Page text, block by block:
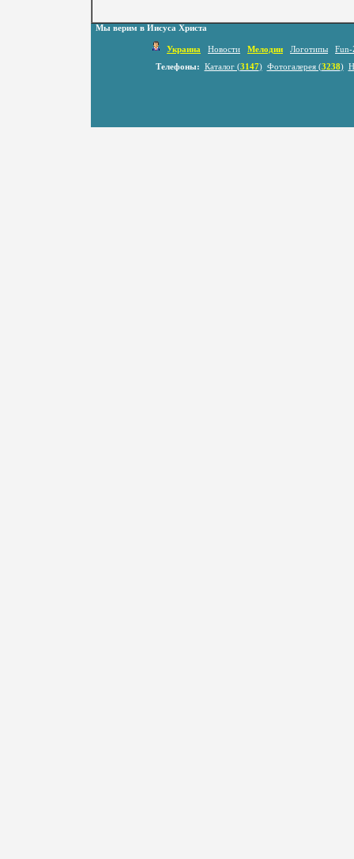
Мы верим в Иисуса Христа
Украина Новости Мелодии Логотипы
Fun-
Телефоны:
Каталог (3147) Фотогалерея (3238)